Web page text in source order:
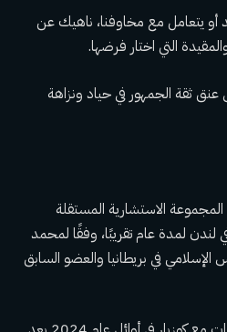
أو يتعامل مع مخاوفنا، ناهيك عن
التي اختار فرضها.
عنق ثقة الجمهور في حياد ونزاهة
الاستشارية المستقلة
لندن لمدة عام تقريبًا، وفقًا لمحمد
الإسلامي في بريطانيا والعضو السابق